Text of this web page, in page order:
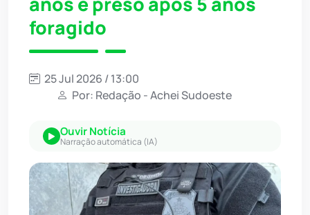
foragido
25 Jul 2026 / 13:00
Por: Redação - Achei Sudoeste
Ouvir Notícia
Narração automática (IA)